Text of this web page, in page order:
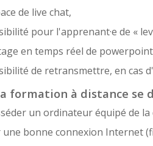
de live chat,
pour l'apprenant·e de «
en temps réel de
de retransmettre, en cas
formation à distance se
un ordinateur équipé de
une bonne connexion Internet